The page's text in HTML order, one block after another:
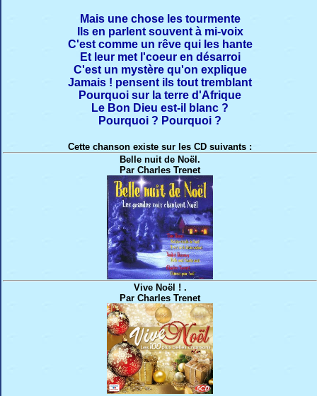
Mais une chose les tourmente
Ils en parlent souvent à mi-voix
C'est comme un rêve qui les hante
Et leur met l'coeur en désarroi
C'est un mystère qu'on explique
Jamais ! pensent ils tout tremblant
Pourquoi sur la terre d'Afrique
Le Bon Dieu est-il blanc ?
Pourquoi ? Pourquoi ?
Cette chanson existe sur les CD suivants :
Belle nuit de Noël.
Par Charles Trenet
Vive Noël ! .
Par Charles Trenet